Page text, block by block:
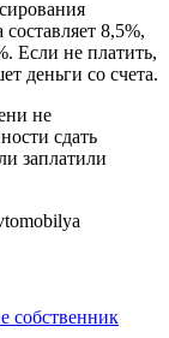
8,5%,
Если не платить,
деньги со счета.
не
сдать
заплатили
собственник